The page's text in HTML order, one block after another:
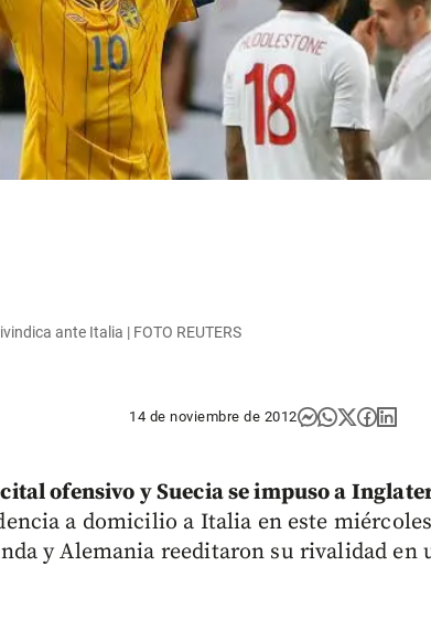
ante Italia | FOTO REUTERS
14 de noviembre de 2012
ofensivo y Suecia se impuso a
a domicilio a Italia en este miércoles
y Alemania reeditaron su rivalidad en